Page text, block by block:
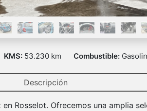
KMS: 53.230 km Combustible:
Descripción
Rosselot. Ofrecemos una amplia